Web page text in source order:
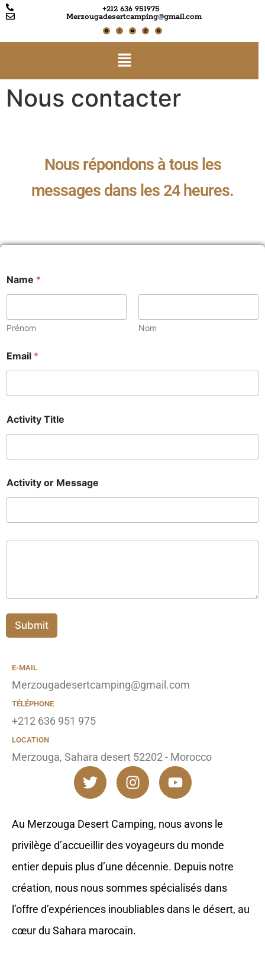
+212 636 951975
Merzougadesertcamping@gmail.com
Nous contacter
Nous répondons à tous les
messages dans les 24 heures.
Name *
Prénom Nom
Email *
Activity Title
Activity or Message
C
n
t
r
Submit
E-MAIL
Merzougadesertcamping@gmail.com
TÉLÉPHONE
+212 636 951 975
LOCATION
Merzouga, Sahara desert 52202 - Morocco
Au Merzouga Desert Camping, nous avons le
privilège d’accueillir des voyageurs du monde
entier depuis plus d’une décennie. Depuis notre
création, nous nous sommes spécialisés dans
l’offre d’expériences inoubliables dans le désert, au
cœur du Sahara marocain.